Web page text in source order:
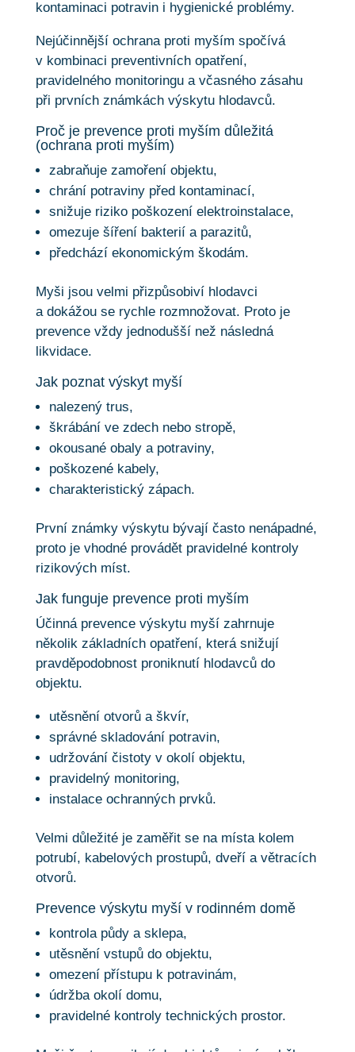
kontaminaci potravin i hygienické problémy.
Nejúčinnější ochrana proti myším spočívá
v kombinaci preventivních opatření,
pravidelného monitoringu a včasného zásahu
při prvních známkách výskytu hlodavců.
Proč je prevence proti myším důležitá
(ochrana proti myším)
zabraňuje zamoření objektu,
chrání potraviny před kontaminací,
snižuje riziko poškození elektroinstalace,
omezuje šíření bakterií a parazitů,
předchází ekonomickým škodám.
Myši jsou velmi přizpůsobiví hlodavci
a dokážou se rychle rozmnožovat. Proto je
prevence vždy jednodušší než následná
likvidace.
Jak poznat výskyt myší
nalezený trus,
škrábání ve zdech nebo stropě,
okousané obaly a potraviny,
poškozené kabely,
charakteristický zápach.
První známky výskytu bývají často nenápadné,
proto je vhodné provádět pravidelné kontroly
rizikových míst.
Jak funguje prevence proti myším
Účinná prevence výskytu myší zahrnuje
několik základních opatření, která snižují
pravděpodobnost proniknutí hlodavců do
objektu.
utěsnění otvorů a škvír,
správné skladování potravin,
udržování čistoty v okolí objektu,
pravidelný monitoring,
instalace ochranných prvků.
Velmi důležité je zaměřit se na místa kolem
potrubí, kabelových prostupů, dveří a větracích
otvorů.
Prevence výskytu myší v rodinném domě
kontrola půdy a sklepa,
utěsnění vstupů do objektu,
omezení přístupu k potravinám,
údržba okolí domu,
pravidelné kontroly technických prostor.